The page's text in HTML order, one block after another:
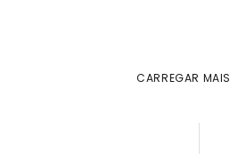
CARREGAR